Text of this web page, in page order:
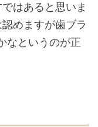
はあると思いま
めますが歯ブラ
なというのが正